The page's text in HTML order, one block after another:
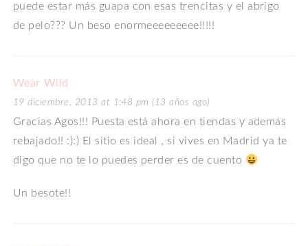
puede estar más guapa con esas trencitas y el abrigo
de pelo??? Un beso enormeeeeeeeee!!!!!
Wear Wild
19 diciembre, 2013 at 1:48 pm (13 años ago)
Gracias Agos!!! Puesta está ahora en tiendas y además
rebajado!! :):) El sitio es ideal , si vives en Madrid ya te
digo que no te lo puedes perder es de cuento
Un besote!!